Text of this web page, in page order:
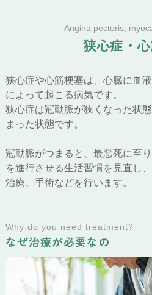
Angina pectoris,
狭心症 ・ 心
狭心症や心筋梗塞は、心臓に血
によって起こる病気です。
狭心症は冠動脈が狭くなった状
まった状態です。
冠動脈がつまると、最悪死に至
を進行させる生活習慣を見直し
治療、手術などを行います。
Why do you need treatment?
なぜ治療が必要なの